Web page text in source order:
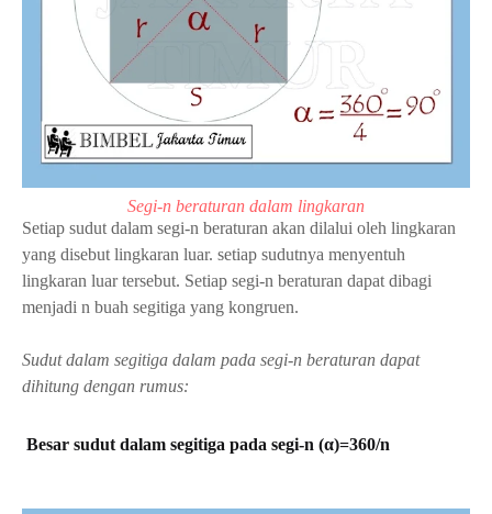
Segi-n beraturan dalam lingkaran
Setiap sudut dalam segi-n beraturan akan dilalui oleh lingkaran
yang disebut lingkaran luar. setiap sudutnya menyentuh
lingkaran luar tersebut. Setiap segi-n beraturan dapat dibagi
menjadi n buah segitiga yang kongruen.
Sudut dalam segitiga dalam pada segi-n beraturan dapat
dihitung dengan rumus:
Besar sudut dalam segitiga pada segi-n (α)=360/n